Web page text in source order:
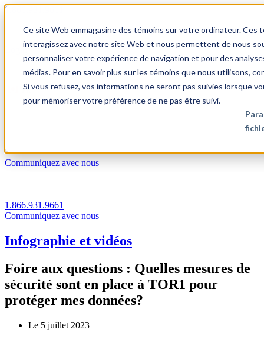
Ce site Web emmagasine des témoins sur votre ordinateur.
interagissez avec notre site Web et nous permettent de nous
personnaliser votre expérience de navigation et pour des
médias. Pour en savoir plus sur les témoins que nous utilisons,
Si vous refusez, vos informations ne seront pas suivies lorsque
pour mémoriser votre préférence de ne pas être suivi.
1.866.931.9661
Login
FR
Communiquez avec nous
1.866.931.9661
Communiquez avec nous
Infographie et vidéos
Foire aux questions : Quelles mesures de
sécurité sont en place à TOR1 pour
protéger mes données?
Le 5 juillet 2023